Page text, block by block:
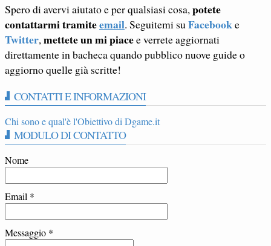
Spero di avervi aiutato e per qualsiasi cosa, potete
contattarmi tramiteemail. Seguitemi su Facebooke
Twitter, mettete un mi piacee verrete aggiornati
direttamente in bacheca quando pubblico nuove guide o
aggiorno quelle già scritte!
CONTATTI E INFORMAZIONI
Chi sono e qual'è l'Obiettivo di Dgame.it
MODULO DI CONTATTO
Nome
Email *
Messaggio *